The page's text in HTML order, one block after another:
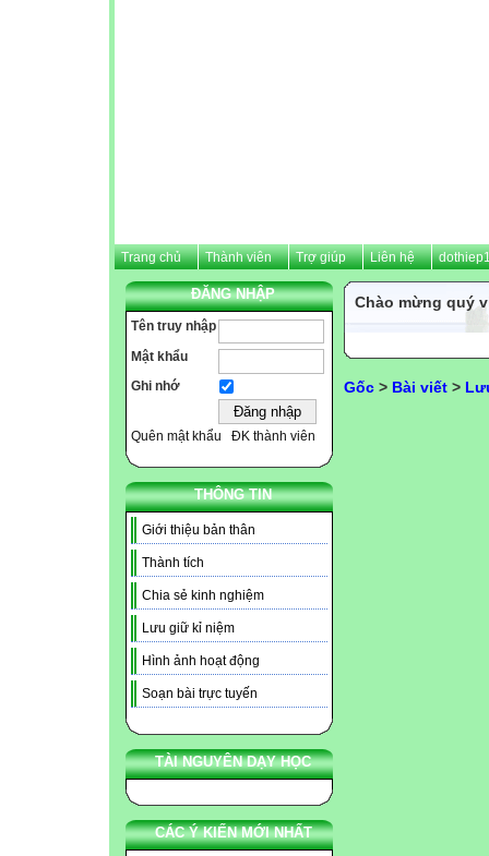
Trang chủ Thành viên Trợ giúp Liên hệ
ĐĂNG NHẬP
Tên truy nhập
Mật khẩu
Ghi nhớ
Quên mật khẩu ĐK thành viên
THÔNG TIN
Giới thiệu bản thân
Thành tích
Chia sẻ kinh nghiệm
Lưu giữ kỉ niệm
Hình ảnh hoạt động
Soạn bài trực tuyến
TÀI NGUYÊN DẠY HỌC
CÁC Ý KIẾN MỚI NHẤT
Chào mừng quý
Gốc > Bài viết >